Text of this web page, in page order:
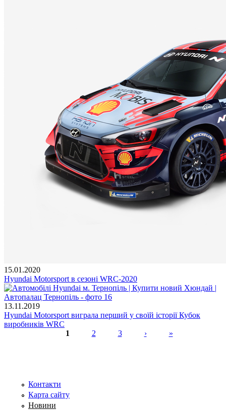
15.01.2020
Hyundai Motorsport в сезоні WRC-2020
13.11.2019
Hyundai Motorsport виграла перший у своїй історії Кубок
виробників WRC
1 2 3 › »
Контакти
Карта сайту
Новини